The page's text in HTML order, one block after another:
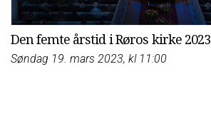
Den femte årstid i Røros kirke 2023
Søndag 19. mars 2023, kl 11:00